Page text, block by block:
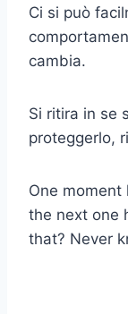
Ci si può
cambia.
Si ritira in se
proteggerlo,
One moment
the next one
that? Never